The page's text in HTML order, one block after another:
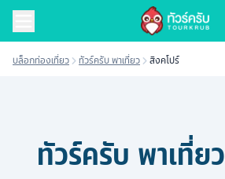
บล็อกท่องเที่ยว ทัวร์ครับ พาเที่ยว สิงคโปร์
ทัวร์ครับ พาเที่ยว